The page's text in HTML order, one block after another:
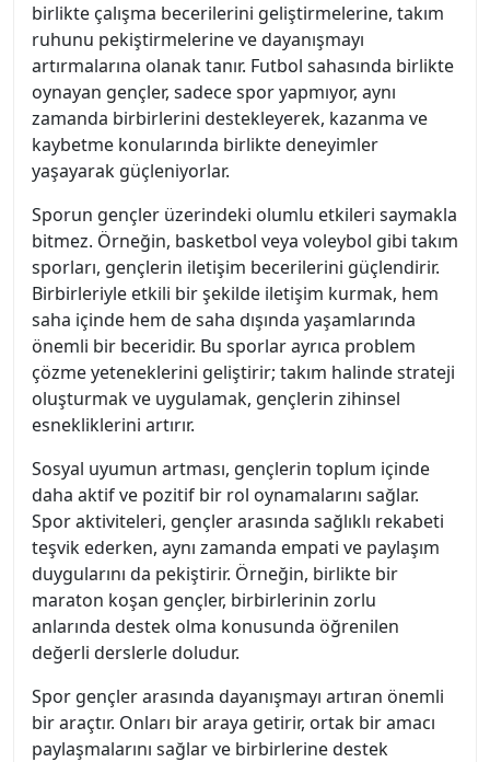
birlikte çalışma becerilerini geliştirmelerine, takım
ruhunu pekiştirmelerine ve dayanışmayı
artırmalarına olanak tanır. Futbol sahasında birlikte
oynayan gençler, sadece spor yapmıyor, aynı
zamanda birbirlerini destekleyerek, kazanma ve
kaybetme konularında birlikte deneyimler
yaşayarak güçleniyorlar.
Sporun gençler üzerindeki olumlu etkileri saymakla
bitmez. Örneğin, basketbol veya voleybol gibi takım
sporları, gençlerin iletişim becerilerini güçlendirir.
Birbirleriyle etkili bir şekilde iletişim kurmak, hem
saha içinde hem de saha dışında yaşamlarında
önemli bir beceridir. Bu sporlar ayrıca problem
çözme yeteneklerini geliştirir; takım halinde strateji
oluşturmak ve uygulamak, gençlerin zihinsel
esnekliklerini artırır.
Sosyal uyumun artması, gençlerin toplum içinde
daha aktif ve pozitif bir rol oynamalarını sağlar.
Spor aktiviteleri, gençler arasında sağlıklı rekabeti
teşvik ederken, aynı zamanda empati ve paylaşım
duygularını da pekiştirir. Örneğin, birlikte bir
maraton koşan gençler, birbirlerinin zorlu
anlarında destek olma konusunda öğrenilen
değerli derslerle doludur.
Spor gençler arasında dayanışmayı artıran önemli
bir araçtır. Onları bir araya getirir, ortak bir amacı
paylaşmalarını sağlar ve birbirlerine destek